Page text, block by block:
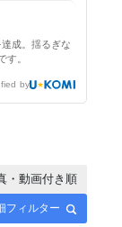
成。揺るぎな
す。
by
フィルター
・動画付き順